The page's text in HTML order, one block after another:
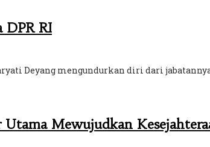
RI
Deyang mengundurkan diri dari
Utama Mewujudkan